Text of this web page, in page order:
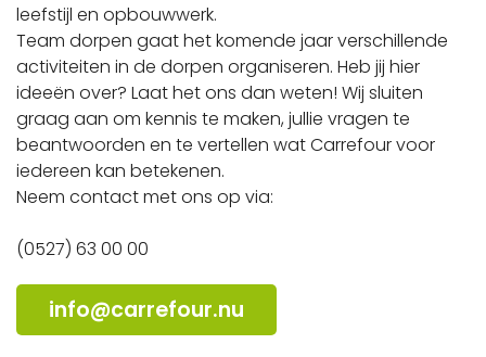
leefstijl en opbouwwerk.
Team dorpen gaat het komende jaar verschillende
activiteiten in de dorpen organiseren. Heb jij hier
ideeën over? Laat het ons dan weten! Wij sluiten
graag aan om kennis te maken, jullie vragen te
beantwoorden en te vertellen wat Carrefour voor
iedereen kan betekenen.
Neem contact met ons op via:
(0527) 63 00 00
info@carrefour.nu